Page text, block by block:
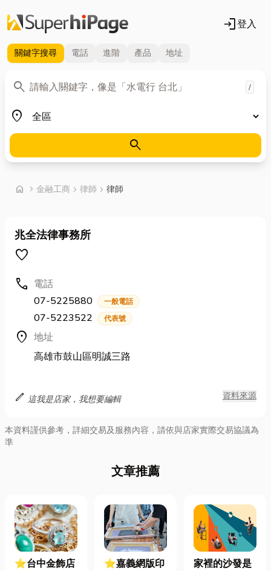
login登入
關鍵字搜尋 電話 進階 產品 地址
search
關鍵字 /
place
地區
search
home chevron_right 首頁
金融工商 chevron_right 律師 chevron_right 律師
兆全法律事務所
favorite
call 電話
07-5225880
一般電話
07-5223522 代表號
location_on 地址
高雄市鼓山區明誠三路
edit 這我是店家，我想要編輯 資料來源
本資料謹供參考，詳細交易及服務內容，請依與店家實際交易協議為
準
文章推薦
⭐台中金飾店
⭐嘉義網版印
家裡的沙發是